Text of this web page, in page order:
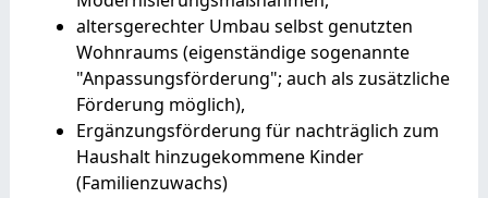
altersgerechter Umbau selbst genutzten
Wohnraums (eigenständige sogenannte
"Anpassungsförderung"; auch als zusätzliche
Förderung möglich),
Ergänzungsförderung für nachträglich zum
Haushalt hinzugekommene Kinder
(Familienzuwachs)